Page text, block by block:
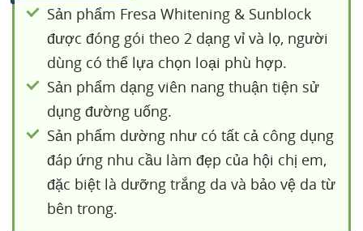
Sản phẩm Fresa Whitening & Sunblock
được đóng gói theo 2 dạng vỉ và lọ, người
dùng có thể lựa chọn loại phù hợp.
Sản phẩm dạng viên nang thuận tiện sử
dụng đường uống.
Sản phẩm dường như có tất cả công dụng
đáp ứng nhu cầu làm đẹp của hội chị em,
đặc biệt là dưỡng trắng da và bảo vệ da từ
bên trong.